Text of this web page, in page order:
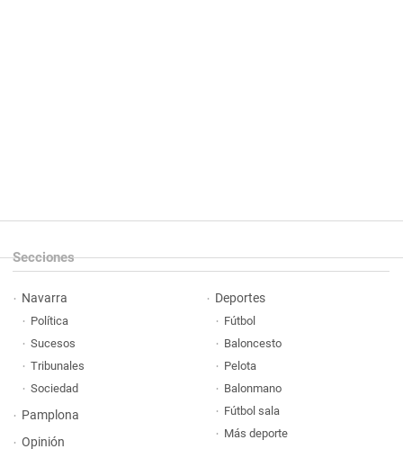
Secciones
Navarra
Política
Sucesos
Tribunales
Sociedad
Pamplona
Opinión
Deportes
Fútbol
Baloncesto
Pelota
Balonmano
Fútbol sala
Más deporte